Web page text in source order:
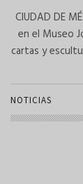
CIUDAD DE
en el Museo
cartas y
NOTICIAS